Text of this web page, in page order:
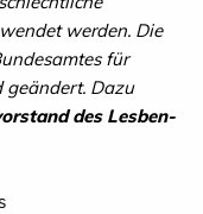
werden. Die
für
geändert. Dazu
des Lesben-